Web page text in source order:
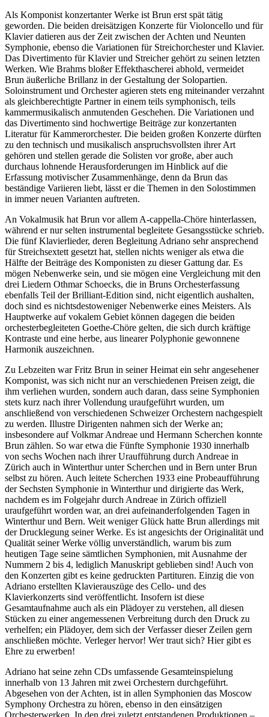
Als Komponist konzertanter Werke ist Brun erst spät tätig
geworden. Die beiden dreisätzigen Konzerte für Violoncello und für
Klavier datieren aus der Zeit zwischen der Achten und Neunten
Symphonie, ebenso die Variationen für Streichorchester und Klavier.
Das Divertimento für Klavier und Streicher gehört zu seinen letzten
Werken. Wie Brahms bloßer Effekthascherei abhold, vermeidet
Brun äußerliche Brillanz in der Gestaltung der Solopartien.
Soloinstrument und Orchester agieren stets eng miteinander verzahnt
als gleichberechtigte Partner in einem teils symphonisch, teils
kammermusikalisch anmutenden Geschehen. Die Variationen und
das Divertimento sind hochwertige Beiträge zur konzertanten
Literatur für Kammerorchester. Die beiden großen Konzerte dürften
zu den technisch und musikalisch anspruchsvollsten ihrer Art
gehören und stellen gerade die Solisten vor große, aber auch
durchaus lohnende Herausforderungen im Hinblick auf die
Erfassung motivischer Zusammenhänge, denn da Brun das
beständige Variieren liebt, lässt er die Themen in den Solostimmen
in immer neuen Varianten auftreten.
An Vokalmusik hat Brun vor allem A-cappella-Chöre hinterlassen,
während er nur selten instrumental begleitete Gesangsstücke schrieb.
Die fünf Klavierlieder, deren Begleitung Adriano sehr ansprechend
für Streichsextett gesetzt hat, stellen nichts weniger als etwa die
Hälfte der Beiträge des Komponisten zu dieser Gattung dar. Es
mögen Nebenwerke sein, und sie mögen eine Vergleichung mit den
drei Liedern Othmar Schoecks, die in Bruns Orchesterfassung
ebenfalls Teil der Brilliant-Edition sind, nicht eigentlich aushalten,
doch sind es nichtsdestoweniger Nebenwerke eines Meisters. Als
Hauptwerke auf vokalem Gebiet können dagegen die beiden
orchesterbegleiteten Goethe-Chöre gelten, die sich durch kräftige
Kontraste und eine herbe, aus linearer Polyphonie gewonnene
Harmonik auszeichnen.
Zu Lebzeiten war Fritz Brun in seiner Heimat ein sehr angesehener
Komponist, was sich nicht nur an verschiedenen Preisen zeigt, die
ihm verliehen wurden, sondern auch daran, dass seine Symphonien
stets kurz nach ihrer Vollendung uraufgeführt wurden, um
anschließend von verschiedenen Schweizer Orchestern nachgespielt
zu werden. Illustre Dirigenten nahmen sich der Werke an;
insbesondere auf Volkmar Andreae und Hermann Scherchen konnte
Brun zählen. So war etwa die Fünfte Symphonie 1930 innerhalb
von sechs Wochen nach ihrer Uraufführung durch Andreae in
Zürich auch in Winterthur unter Scherchen und in Bern unter Brun
selbst zu hören. Auch leitete Scherchen 1933 eine Probeaufführung
der Sechsten Symphonie in Winterthur und dirigierte das Werk,
nachdem es im Folgejahr durch Andreae in Zürich offiziell
uraufgeführt worden war, an drei aufeinanderfolgenden Tagen in
Winterthur und Bern. Weit weniger Glück hatte Brun allerdings mit
der Drucklegung seiner Werke. Es ist angesichts der Originalität und
Qualität seiner Werke völlig unverständlich, warum bis zum
heutigen Tage seine sämtlichen Symphonien, mit Ausnahme der
Nummern 2 bis 4, lediglich Manuskript geblieben sind! Auch von
den Konzerten gibt es keine gedruckten Partituren. Einzig die von
Adriano erstellten Klavierauszüge des Cello- und des
Klavierkonzerts sind veröffentlicht. Insofern ist diese
Gesamtaufnahme auch als ein Plädoyer zu verstehen, all diesen
Stücken zu einer angemessenen Verbreitung durch den Druck zu
verhelfen; ein Plädoyer, dem sich der Verfasser dieser Zeilen gern
anschließen möchte. Verleger hervor! Wer traut sich? Hier gibt es
Ehre zu erwerben!
Adriano hat seine zehn CDs umfassende Gesamteinspielung
innerhalb von 13 Jahren mit zwei Orchestern durchgeführt.
Abgesehen von der Achten, ist in allen Symphonien das Moscow
Symphony Orchestra zu hören, ebenso in den einsätzigen
Orchesterwerken. In den drei zuletzt entstandenen Produktionen –